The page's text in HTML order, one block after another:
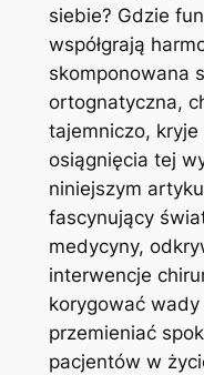
siebie? Gdzie
współgrają⁢
skomponowana
ortognatyczna,
tajemniczo,
osiągnięcia tej
niniejszym
fascynujący
medycyny,
⁤interwencje
korygować
przemieniać
pacjentów ⁣w